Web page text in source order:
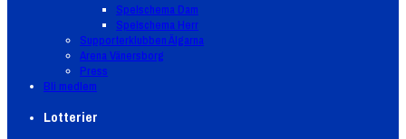
Spelschema Dam
Spelschema Herr
Supporterklubben Älgarna
Arena Vänersborg
Press
Bli medlem
Lotterier